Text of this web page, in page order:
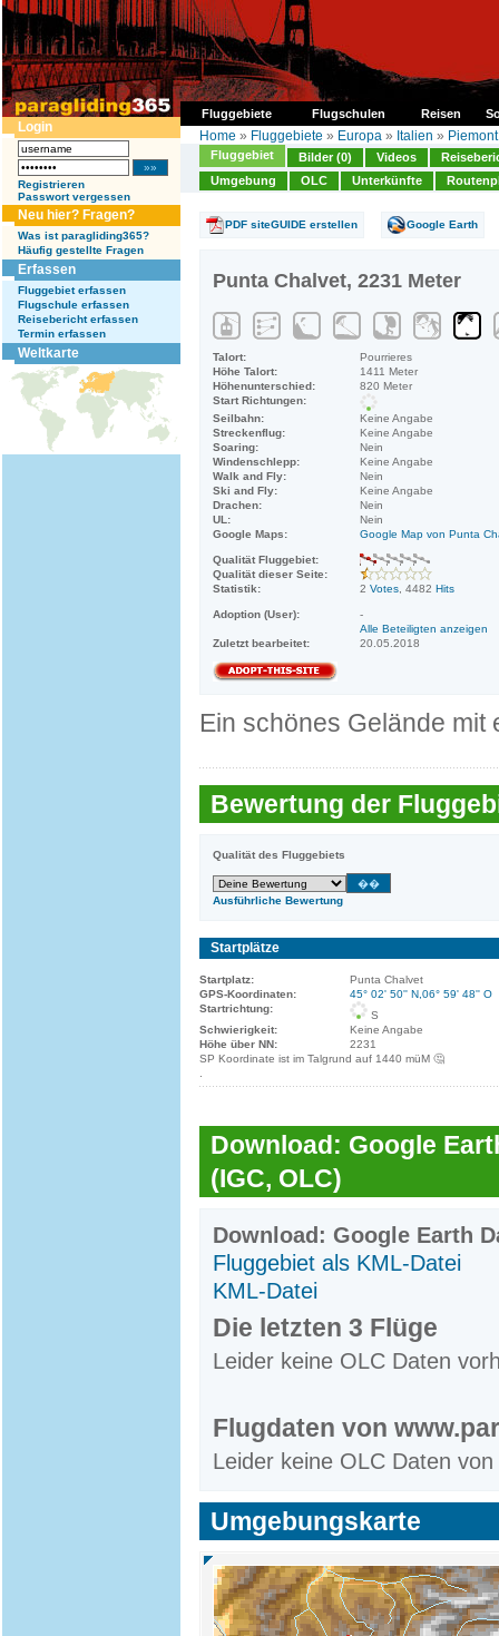
Fluggebiete Flugschulen Reisen
Login
Registrieren
Passwort vergessen
Neu hier? Fragen?
Was ist paragliding365?
Häufig gestellte Fragen
Erfassen
Fluggebiet erfassen
Flugschule erfassen
Reisebericht erfassen
Termin erfassen
Weltkarte
Home » Fluggebiete » Europa » Italien » Piemont
Fluggebiet Bilder (0) Videos
Umgebung
OLC Unterkünfte
PDF siteGUIDE erstellen Google Earth
Punta Chalvet, 2231 Meter
Talort:
Pourrieres
Höhe Talort:
1411 Meter
Höhenunterschied:
820 Meter
Start Richtungen:
Seilbahn:
Keine Angabe
Streckenflug:
Keine Angabe
Soaring:
Nein
Windenschlepp:
Keine Angabe
Walk and Fly:
Nein
Ski and Fly:
Keine Angabe
Drachen:
Nein
UL:
Nein
Google Maps:
Google Map von Punta
Qualität Fluggebiet:
Qualität dieser Seite:
Statistik:
2 Votes , 4482 Hits
Adoption (User):
-
Alle Beteiligten anzeigen
Zuletzt bearbeitet:
20.05.2018
Ein schönes Gelände
Bewertung der
Qualität des Fluggebiets
Ausführliche Bewertung
Startplätze
Startplatz:
Punta Chalvet
GPS-Koordinaten:
45° 02' 50'' N,06° 59' 48'' O
Startrichtung:
S
Schwierigkeit:
Keine Angabe
Höhe über NN:
2231
SP Koordinate ist im Talgrund auf 1440 müM 🤔
Download: Google
(IGC, OLC)
Download: Google Earth
Fluggebiet als KML-Datei
KML-Datei
Die letzten 3 Flüge
Leider keine OLC Daten
Flugdaten von
Leider keine OLC Daten
Umgebungskarte